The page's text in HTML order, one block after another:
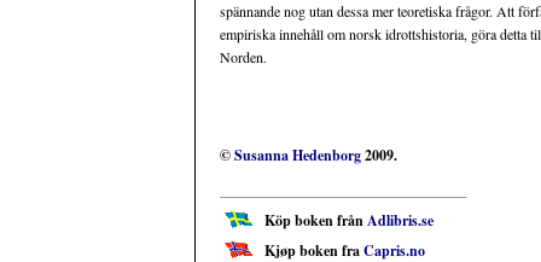
spännande nog utan dessa mer teoretiska frågor. Att
empiriska innehåll om norsk idrottshistoria, göra detta
Norden.
©Susanna Hedenborg2009.
Köp boken frånAdlibris.se
Kjøp boken fraCapris.no